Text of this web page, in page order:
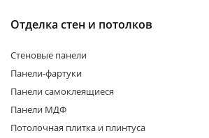
Отделка стен и потолков
Стеновые панели
Панели-фартуки
Панели самоклеящиеся
Панели МДФ
Потолочная плитка и плинтуса